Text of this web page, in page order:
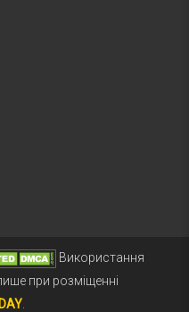
Використання
при розміщенні